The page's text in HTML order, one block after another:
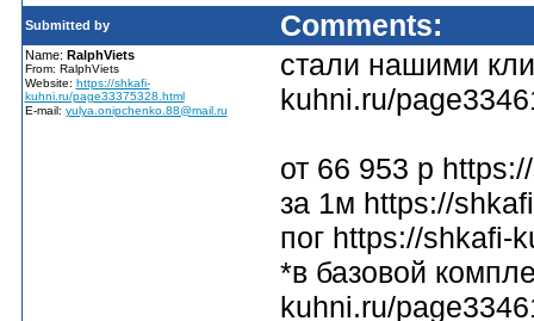
Submitted by Comments:
Name: RalphViets
From: RalphViets
Website: https://shkafi-
kuhni.ru/page33375328.html
E-mail: yulya.onipchenko.88@mail.ru
стали нашими
kuhni.ru/
от 66 953 р
за 1м https://
пог https://shkafi-
*в базовой
kuhni.ru/